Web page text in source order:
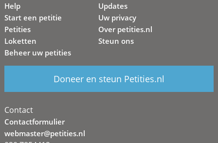
Help
Start een petitie
Petities
Loketten
Beheer uw petities
Updates
Uw privacy
Over petities.nl
Steun ons
Doneer en steun Petities.nl
Contact
Contactformulier
webmaster@petities.nl